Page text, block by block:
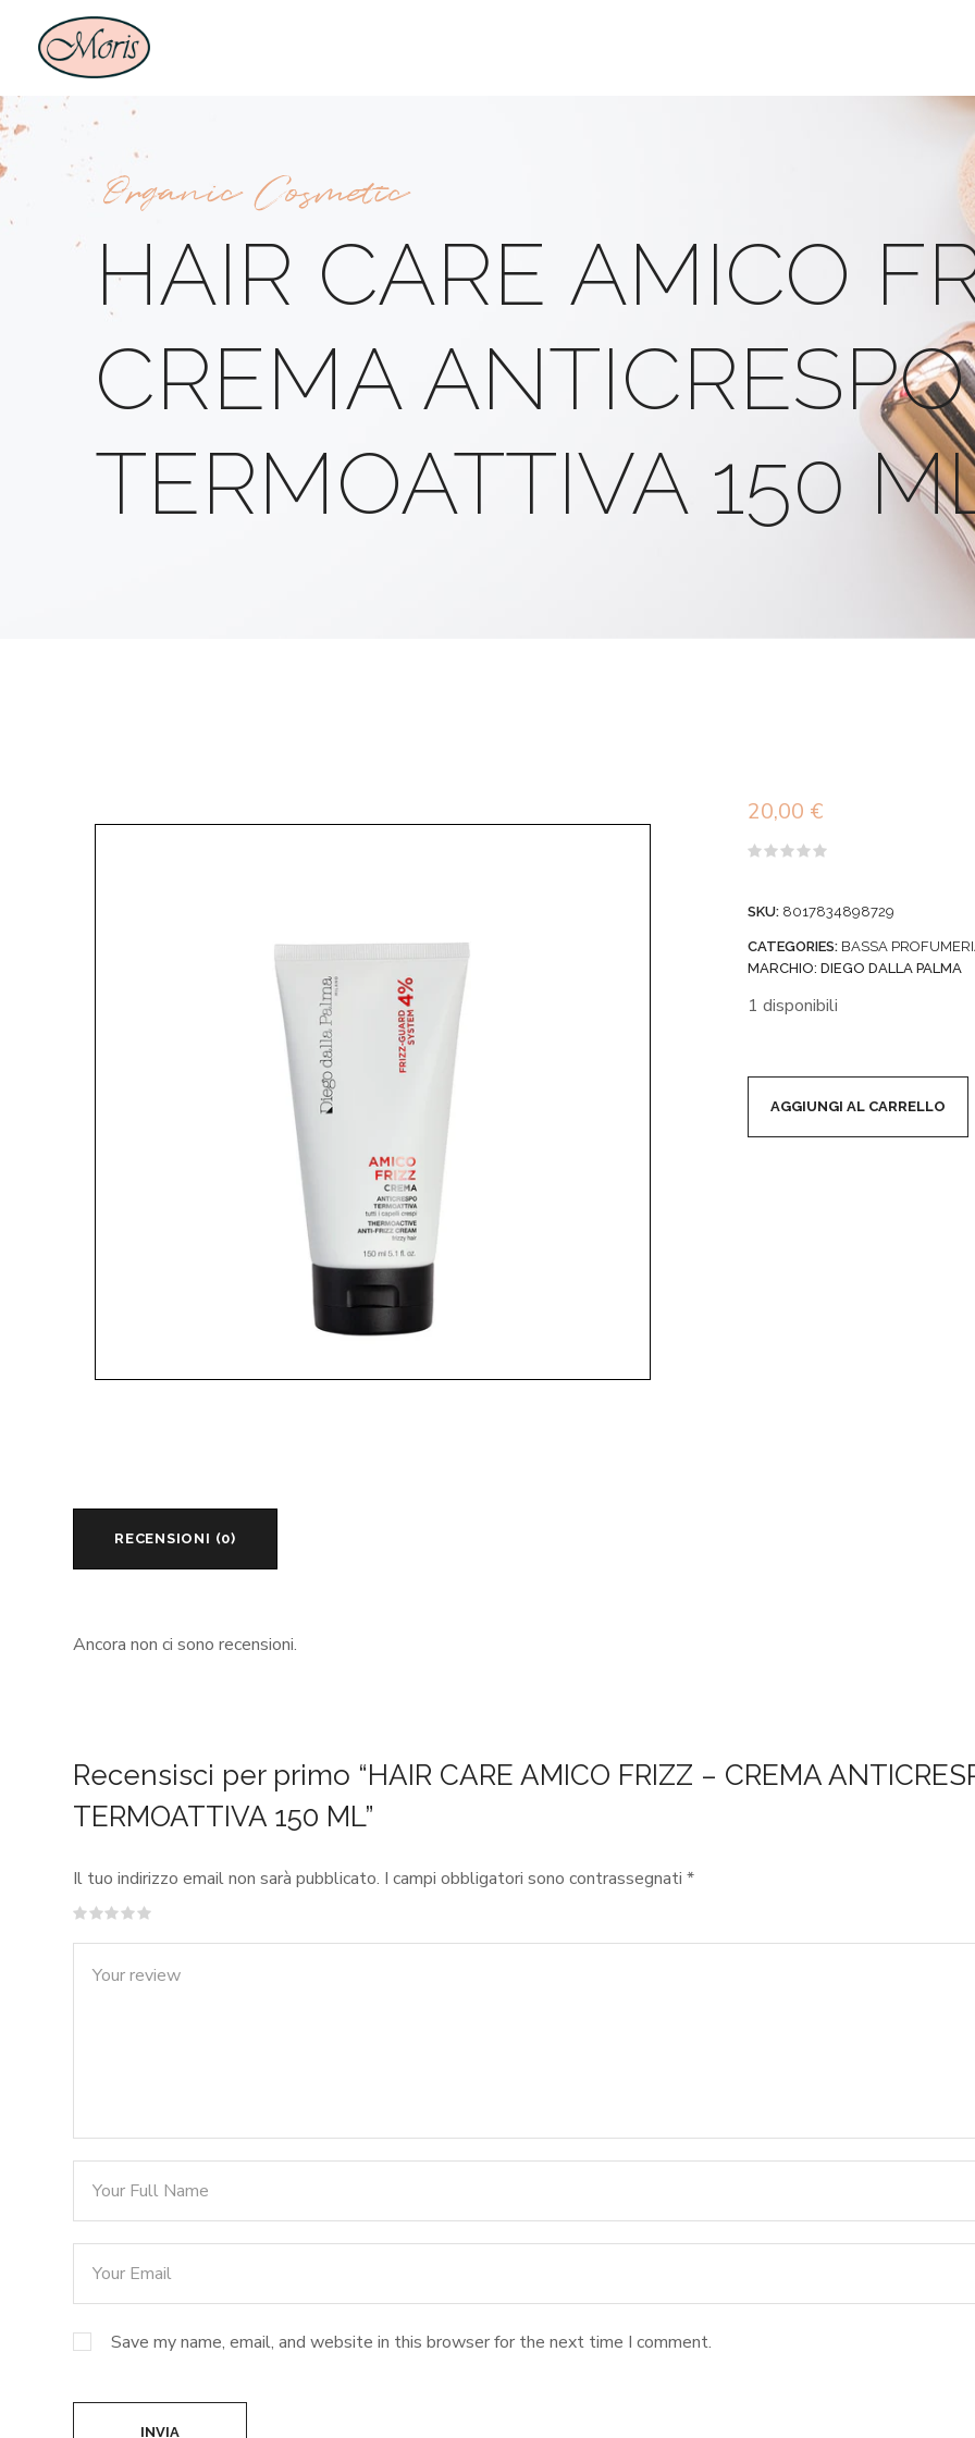
Organic Cosmetic
HAIR CARE AMICO
CREMA ANTICRESPO
TERMOATTIVA 150
20,00 €
5
SKU: 8017834898729
CATEGORIES: BASSA
MARCHIO: DIEGO DALLA PALMA
1 disponibili
AGGIUNGI AL CARRELLO
RECENSIONI (0)
Ancora non ci sono recensioni.
Recensisci per primo “HAIR CARE AMICO FRIZZ – CREMA
TERMOATTIVA 150 ML”
Il tuo indirizzo email non sarà pubblicato. I campi obbligatori sono contrassegnati *
Save my name, email, and website in this browser for the next time I comment.
INVIA